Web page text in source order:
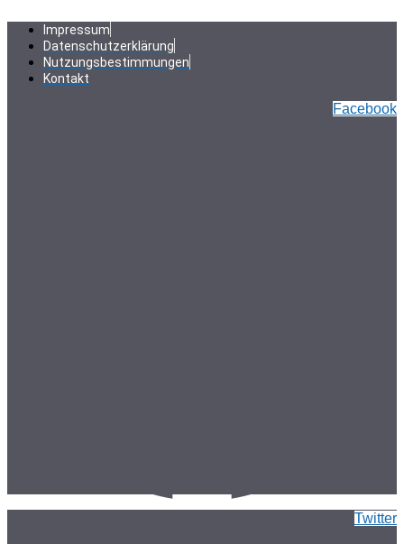
Inhalt
springen
Impressum
Datenschutzerklärung
Nutzungsbestimmungen
Kontakt
Facebook
Twitter